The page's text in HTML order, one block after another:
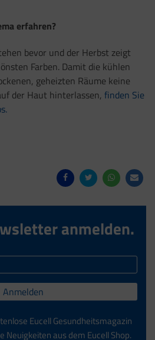
erfahren?
bevor und der Herbst zeigt
Farben. Damit die kühlen
geheizten Räume keine
der Haut hinterlassen, finden Sie
anmelden.
Anmelden
Eucell Gesundheitsmagazin
Neuigkeiten aus dem Eucell Shop.